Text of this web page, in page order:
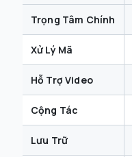
Trọng Tâm Chính
Xử Lý Mã
Hỗ Trợ Video
Cộng Tác
Lưu Trữ